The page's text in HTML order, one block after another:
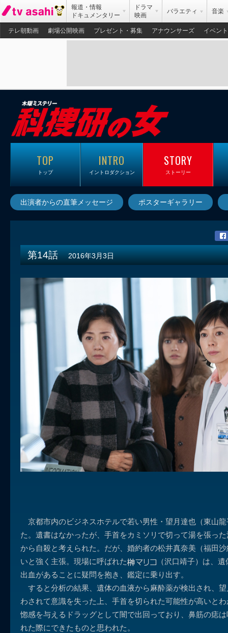
報道・情報
ドキュメンタリー
ドラマ
映画
バラエティ 音楽
テレ朝動画 劇場公開映画 プレゼント・募集 アナウンサーズ イベント
TOP
トップ
INTRO
イントロダクション
STORY
ストーリー
出演者からの直筆メッセージ ポスターギャラリー
第14話 2016年3月3日
京都市内のビジネスホテルで若い男性・望月達也（東山
た。遺書はなかったが、手首をカミソリで切って湯を張っ
から自殺と考えられた。だが、婚約者の松井真奈美（福田
いと強く主張。現場に呼ばれた
（沢口靖子）は、
出血があることに疑問を抱き、鑑定に乗り出す。
すると分析の結果、遺体の血液から麻酔薬が検出され、
わされて意識を失った上、手首を切られた可能性が高いと
惚感を与えるドラッグとして闇で出回っており、鼻筋の痣
れた際にできたものと思われた。